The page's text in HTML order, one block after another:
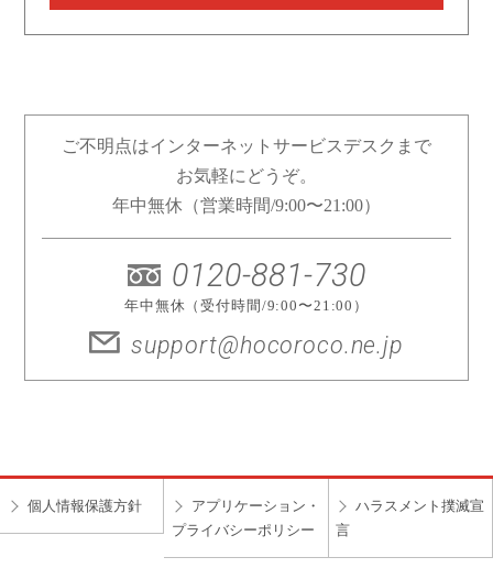
ご不明点はインターネットサービスデスクまで
お気軽にどうぞ。
年中無休（営業時間/9:00〜21:00）
0120-881-730
年中無休（受付時間/9:00〜21:00）
support@hocoroco.ne.jp
個人情報保護方針
アプリケーション・
プライバシーポリシー
ハラスメント撲滅宣
言